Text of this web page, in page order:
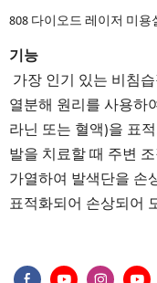
808 다이오드 레이저 미용
기능
가장 인기 있는 비침
열분해 원리를 사용하
라닌 또는 혈액)을 표
발을 치료할 때 주변
가열하여 발색단을 손
표적화되어 손상되어